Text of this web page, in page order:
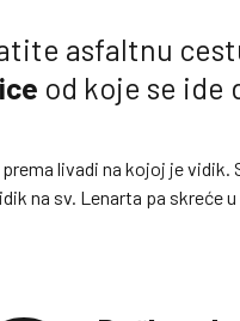
asfaltnu
od koje se ide
livadi na kojoj je
na sv. Lenarta pa skreće